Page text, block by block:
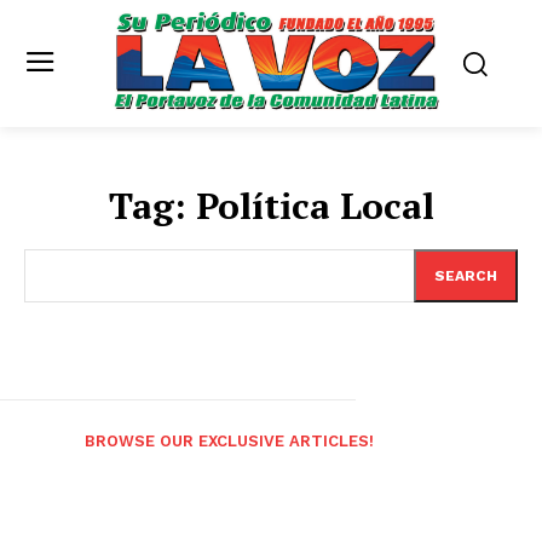
Tag: Política Local
SEARCH
BROWSE OUR EXCLUSIVE ARTICLES!